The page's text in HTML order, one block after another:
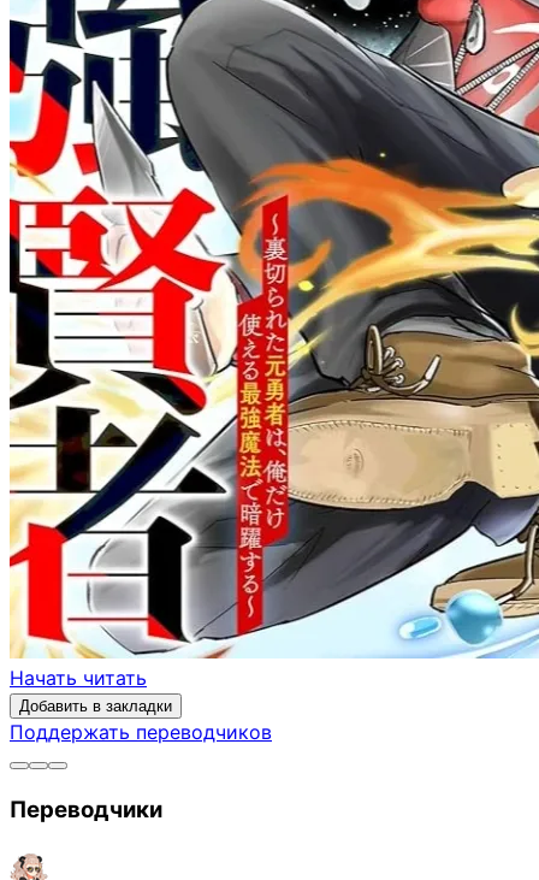
Начать читать
Добавить в закладки
Поддержать переводчиков
Переводчики